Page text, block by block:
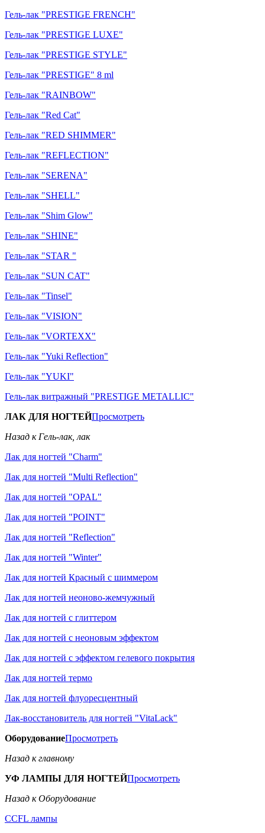
Гель-лак "PRESTIGE FRENCH"
Гель-лак "PRESTIGE LUXE"
Гель-лак "PRESTIGE STYLE"
Гель-лак "PRESTIGE" 8 ml
Гель-лак "RAINBOW"
Гель-лак "Red Cat"
Гель-лак "RED SHIMMER"
Гель-лак "REFLECTION"
Гель-лак "SERENA"
Гель-лак "SHELL"
Гель-лак "Shim Glow"
Гель-лак "SHINE"
Гель-лак "STAR "
Гель-лак "SUN CAT"
Гель-лак "Tinsel"
Гель-лак "VISION"
Гель-лак "VORTEXX"
Гель-лак "Yuki Reflection"
Гель-лак "YUKI"
Гель-лак витражный "PRESTIGE METALLIC"
ЛАК ДЛЯ НОГТЕЙПросмотреть
Назад к Гель-лак, лак
Лак для ногтей "Charm"
Лак для ногтей "Multi Reflection"
Лак для ногтей "OPAL"
Лак для ногтей "POINT"
Лак для ногтей "Reflection"
Лак для ногтей "Winter"
Лак для ногтей Красный с шиммером
Лак для ногтей неоново-жемчужный
Лак для ногтей с глиттером
Лак для ногтей с неоновым эффектом
Лак для ногтей с эффектом гелевого покрытия
Лак для ногтей термо
Лак для ногтей флуоресцентный
Лак-восстановитель для ногтей "VitaLack"
ОборудованиеПросмотреть
Назад к главному
УФ ЛАМПЫ ДЛЯ НОГТЕЙПросмотреть
Назад к Оборудование
CCFL лампы